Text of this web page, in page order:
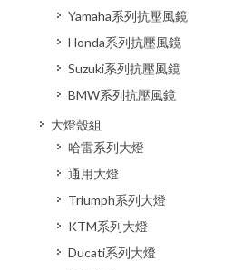
Yamaha系列抗壓風鏡
Honda系列抗壓風鏡
Suzuki系列抗壓風鏡
BMW系列抗壓風鏡
大燈殼組
哈雷系列大燈
通用大燈
Triumph系列大燈
KTM系列大燈
Ducati系列大燈